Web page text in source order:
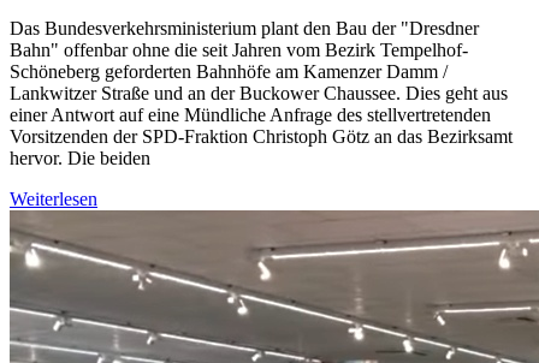
Das Bundesverkehrsministerium plant den Bau der "Dresdner
Bahn" offenbar ohne die seit Jahren vom Bezirk Tempelhof-
Schöneberg geforderten Bahnhöfe am Kamenzer Damm /
Lankwitzer Straße und an der Buckower Chaussee. Dies geht aus
einer Antwort auf eine Mündliche Anfrage des stellvertretenden
Vorsitzenden der SPD-Fraktion Christoph Götz an das Bezirksamt
hervor. Die beiden
Weiterlesen